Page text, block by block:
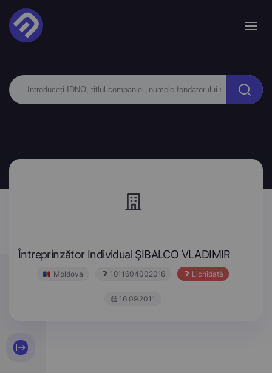
Întreprinzător Individual ŞIBALCO VLADIMIR
Moldova 1011604002016 Lichidată
16.09.2011